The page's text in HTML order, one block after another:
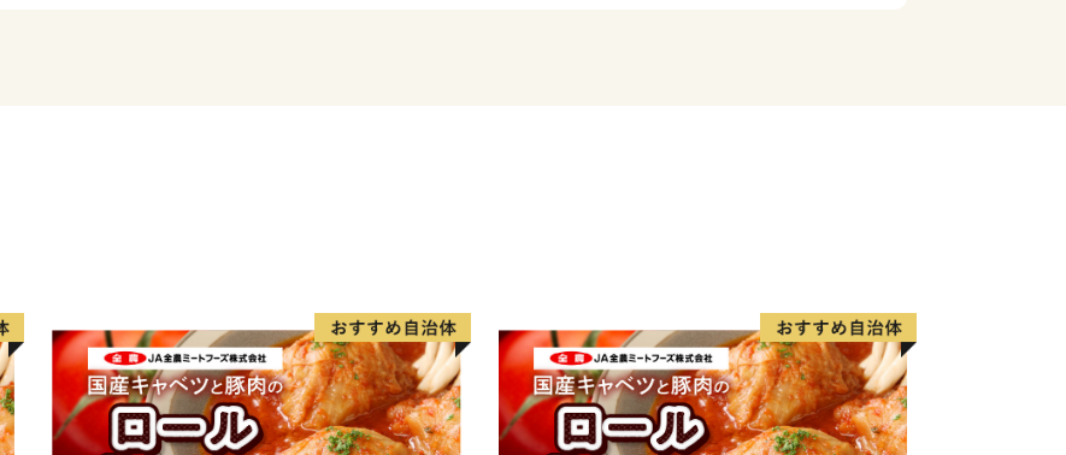
川越市は、「人がつながり、魅力があふれ、だれもが住み続けたい
まち 川越」を将来都市像に、さまざまな施策を着実に進めていく
ことで、その実現に向けて取り組んでいます。
川越市にゆかりのある方、川越市を応援したい方